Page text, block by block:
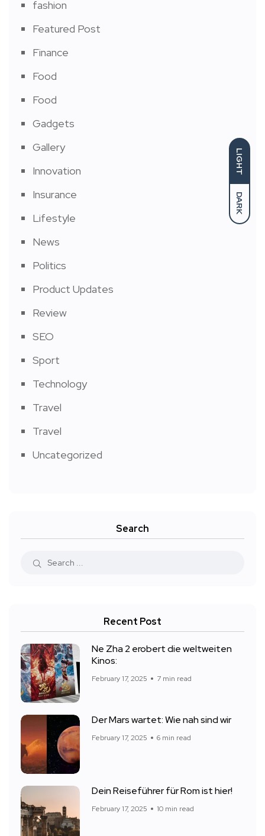
LIGHT
DARK
fashion
Featured Post
Finance
Food
Food
Gadgets
Gallery
Innovation
Insurance
Lifestyle
News
Politics
Product Updates
Review
SEO
Sport
Technology
Travel
Travel
Uncategorized
Search
Recent Post
Ne Zha 2 erobert die weltweiten
Kinos:
February 17, 2025 7 min read
Der Mars wartet: Wie nah sind wir
February 17, 2025 6 min read
Dein Reiseführer für Rom ist hier!
February 17, 2025 10 min read